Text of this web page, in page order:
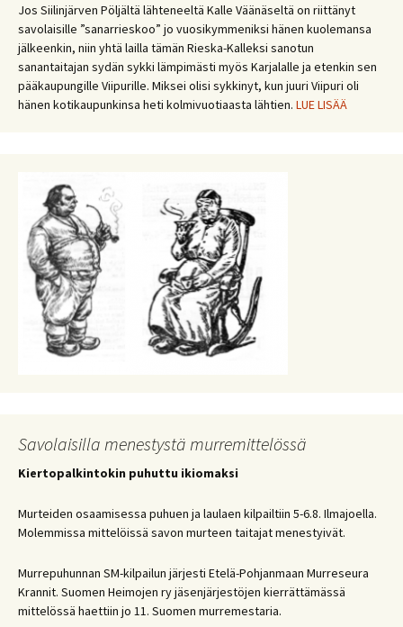
Jos Siilinjärven Pöljältä lähteneeltä Kalle Väänäseltä on riittänyt
savolaisille ”sanarrieskoo” jo vuosikymmeniksi hänen kuolemansa
jälkeenkin, niin yhtä lailla tämän Rieska-Kalleksi sanotun
sanantaitajan sydän sykki lämpimästi myös Karjalalle ja etenkin sen
pääkaupungille Viipurille. Miksei olisi sykkinyt, kun juuri Viipuri oli
hänen kotikaupunkinsa heti kolmivuotiaasta lähtien. LUE LISÄÄ
Savolaisilla menestystä murremittelössä
Kiertopalkintokin puhuttu ikiomaksi
Murteiden osaamisessa puhuen ja laulaen kilpailtiin 5-6.8. Ilmajoella.
Molemmissa mittelöissä savon murteen taitajat menestyivät.
Murrepuhunnan SM-kilpailun järjesti Etelä-Pohjanmaan Murreseura
Krannit. Suomen Heimojen ry jäsenjärjestöjen kierrättämässä
mittelössä haettiin jo 11. Suomen murremestaria.